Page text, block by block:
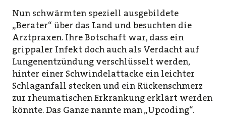
Nun schwärmten speziell ausgebildete
„Berater“ über das Land und besuchten die
Arztpraxen. Ihre Botschaft war, dass ein
grippaler Infekt doch auch als Verdacht auf
Lungenentzündung verschlüsselt werden,
hinter einer Schwindelattacke ein leichter
Schlaganfall stecken und ein Rückenschmerz
zur rheumatischen Erkrankung erklärt werden
könnte. Das Ganze nannte man „Upcoding“.